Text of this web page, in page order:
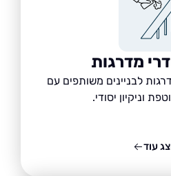
משותפים עם
יסודי.